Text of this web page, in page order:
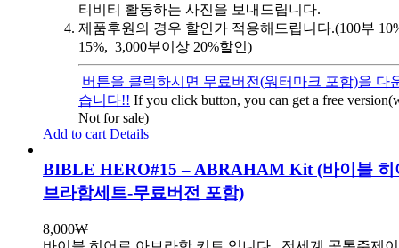
티비티 활동하는 사진을 보내드립니다.
제품후원의 경우 할인가 적용해드립니다.(100부
15%, 3,000부이상 20%할인)
버튼을 클릭하시면 무료버전(워터마크 포함)을 다
습니다!! If you click button, you can get a free
Not for sale)
Add to cart Details
BIBLE HERO#15 – ABRAHAM Kit (바이블 히
브라함세트-무료버전 포함)
8,000₩